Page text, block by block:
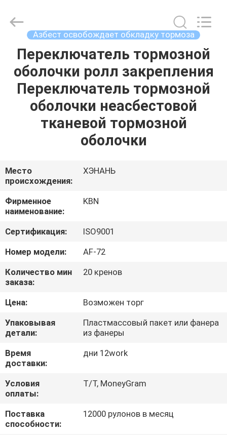
ДОМ
ПРОДУКТЫ
ПУТЕШЕСТВИЕ
ФАБРИКИ
ПРОВЕРКА
КАЧЕСТВА
СВЯЖИТЕСЬ
МЫ
СПРОСИТЕ
ЦИТАТУ
КАРТА
САЙТА
PRIVACY
Reserved.
Азбест освобождает обкладку тормоза
Переключатель тормозной
оболочки ролл закрепления
Переключатель тормозной
оболочки неасбестовой
тканевой тормозной
оболочки
Место
происхождения:
ХЭНАНЬ
Фирменное
наименование:
KBN
Сертификация:
ISO9001
Номер модели:
AF-72
Количество мин
заказа:
20 кренов
Цена:
Возможен торг
Упаковывая
детали:
Пластмассовый пакет или фанера
из фанеры
Время
доставки:
дни 12work
Условия
оплаты:
T/T, MoneyGram
Поставка
способности:
12000 рулонов в месяц